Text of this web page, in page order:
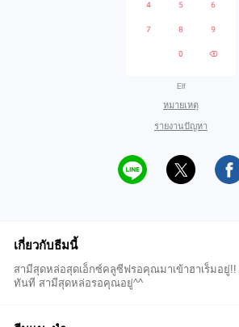
Elf
หมายเหตุ
รายงานปัญหา
เกี่ยวกับธีมนี้
สามีสุดหล่อสุดเอ็กซ์คลูซีฟรอคุณมาเข้าฮาเร็มอยู่
ทันที สามีสุดหล่อรอคุณอยู่^^